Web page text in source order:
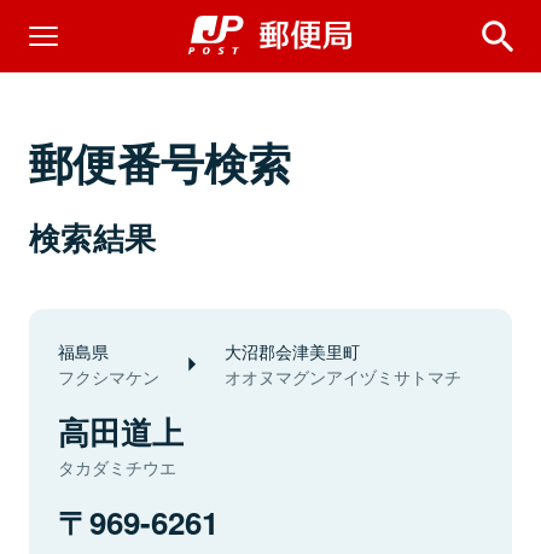
郵便番号検索
検索結果
福島県
フクシマケン
大沼郡会津美里町
オオヌマグンアイヅミサトマチ
高田道上
タカダミチウエ
969-6261